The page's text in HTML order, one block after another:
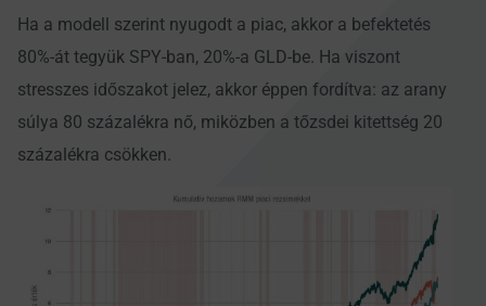
Ha a modell szerint nyugodt a piac, akkor a befektetés
80%-át tegyük SPY-ban, 20%-a GLD-be. Ha viszont
stresszes időszakot jelez, akkor éppen fordítva: az arany
súlya 80 százalékra nő, miközben a tőzsdei kitettség 20
százalékra csökken.